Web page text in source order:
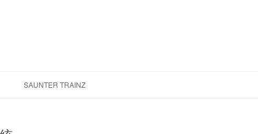
SAUNTER TRAINZ